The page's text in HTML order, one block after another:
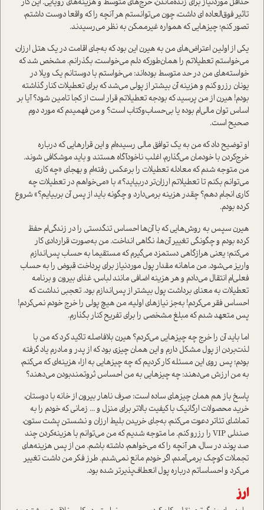
حداقل موردنیاز برای زنده‌ماندن، خرج‌های متوسط و هزینه‌های رویایی. این کار
تاثیر فوق‌العاده ای داشت، چون می‌توانستم هر آنچه را که واقعا دوست داشتم،
تصور کنم؛ چیزهایی که همواره غیرممکن به نظر می‌رسیدند.
یکی از اولین اعتراض‌های من به هیرن این بود که به‌جای اقامت در یک هتل ارزان،
می‌خواستم تعطیلاتم را همان‌طور‌که دلم می‌خواست، بگذرانم. مشخص شد که
خواسته‌های من در حد متوسط بوده‌اند: می‌خواستم با دوستانم یک ویلا در
یونان رزرو کنم و هزینه آن بیشتر از پولی می‌شد که برای تعطیلات کنار گذاشته
بودم! هیرن از من پرسید که بودجه تعطیلاتم قرار است از کجا تامین شود؟ آیا بر
اساس توان مالی‌ام بوده یا بی‌حساب‌و‌کتاب است؟ و من فهمیدم که مورد دوم
صحیح است.
او توضیح داد که من به یک توافق مالی رسیده‌ام و این قرارهایی که درباره
خرج‌کردن با خودمان می‌گذارم، اغلب ناخودآگاه هستند و باید موشکافی شوند.
من متوجه شدم که معادله تعطیلات را برعکس رفته‌ام و بهجای «چه کاری
می‌توانم بکنم تا تعطیلاتم ارزان‌تر دربیاید؟»، با «می‌خواهم در تعطیلات چه
کاری انجام دهم؟ چقدر هزینه برمی‌دارد و چگونه باید از پس آن بربیایم؟» شروع
کرده بودم.
هیرن سپس به روش‌هایی که با آن‌ها احساس تنگدستی را در زندگی‌ام حفظ
کرده بودم و چگونگی تغییر آن‌ها، نگاهی انداخت. من به‌صورت قراردادی کار
می‌کنم؛ یعنی هر‌از‌گاهی دستمزد می‌گیرم که مستقیما به حساب پس‌اندازم
واریز می‌شود. من ماهانه مقدار پول موردنیاز برای پرداخت قبوض را به حساب
فعلی‌ام انتقال می‌دادم و هر هزینه اضافی مانند لباس، غذای بیرون و برنامه
تعطیلات به معنای برداشت پول بیشتر از پس‌اندازم بود. تعجبی نداشت که
احساس فقر می‌کردم! به‌جز نیازهای اولیه، من هیچ پولی را خرج خودم نمی‌کردم!
پس متعهد شدم که مبلغ مشخصی را برای تفریح کنار بگذارم.
اما باید آن را خرج چه چیزهایی می‌کردم؟ هیرن بلافاصله تاکید کرد که من با
لذت‌بردن از پول مشکل دارم و این همان چیزی بود که از پدر و مادرم یاد گرفته
بودم؛ پس روی این مسئله کار کردیم که چه چیزهایی به ازاء هزینه‌ای که می‌کنم،
به من ارزش می‌دهند: چه چیزهایی به من احساس ثروتمند‌بودن می‌‌‌‌‌‌‌‌دهند؟
پاسخ باز هم همان چیزهای ساده است: صرف ناهار بیرون از خانه با دوستان،
خرید محصولات ارگانیک با کیفیت بالاتر برای منزل و ... زمانی که خودم را به
تماشای تئاتر دعوت می‌کنم، به‌جای خریدن بلیط ارزان و نشستن پشت ستون،
صندلی VIP را رزرو کنم. ما متوجه شدیم که من می‌توانم با هزینه‌کردن چند
صد پوند در سال، هر آنچه را که می‌خواهم، داشته باشم. من از پس هزینه‌های
تجملات کوچک برمی‌آمدم، اگر خودم مانع نمی‌شدم. طرز فکر من داشت تغییر
می‌کرد و احساساتم درباره پول انعطاف‌پذیرتر شده بود.
ارز